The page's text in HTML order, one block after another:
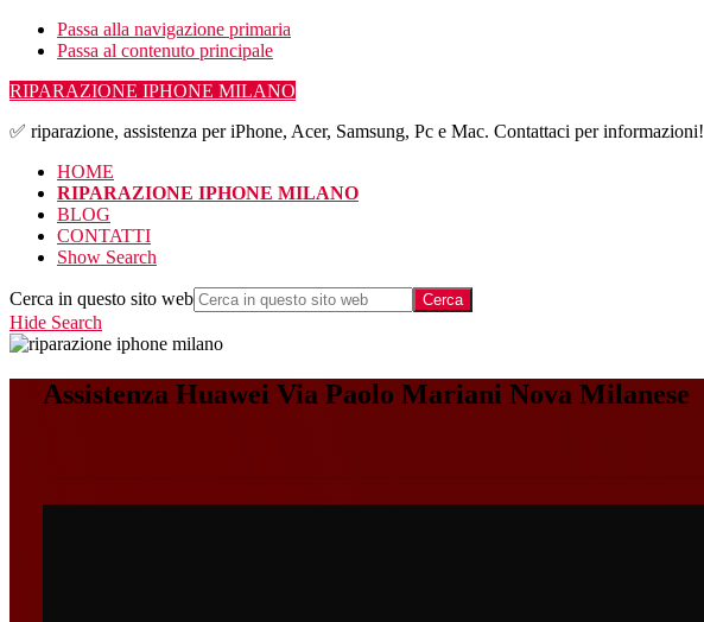
Passa alla navigazione primaria
Passa al contenuto principale
RIPARAZIONE IPHONE MILANO
✅ riparazione, assistenza per iPhone, Acer, Samsung, Pc e Mac. Contattaci per informazioni!
HOME
RIPARAZIONE IPHONE MILANO
BLOG
CONTATTI
Show Search
Cerca in questo sito web
Hide Search
Assistenza Huawei Via Paolo Mariani Nova Milanese